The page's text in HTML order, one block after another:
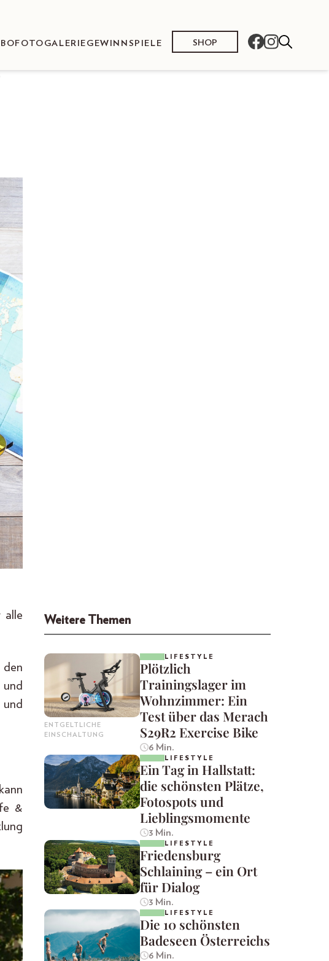
FOTOGALERIE GEWINNSPIELE SHOP
alle
&
Weitere Themen
ENTGELTLICHE
EINSCHALTUNG
LIFESTYLE
Plötzlich
Trainingslager im
Wohnzimmer: Ein
Test über das Merach
S29R2 Exercise Bike
6 Min.
LIFESTYLE
Ein Tag in Hallstatt:
die schönsten Plätze,
Fotospots und
Lieblingsmomente
3 Min.
LIFESTYLE
Friedensburg
Schlaining – ein Ort
für Dialog
3 Min.
LIFESTYLE
Die 10 schönsten
Badeseen Österreichs
6 Min.